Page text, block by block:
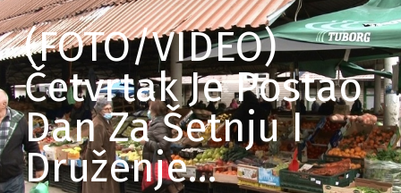
(FOTO/VIDEO)
Četvrtak Je Postao
Dan Za Šetnju I
Druženje…